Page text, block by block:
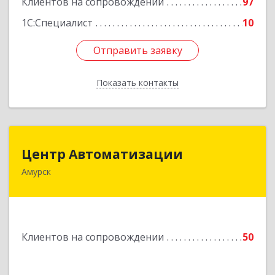
1С:Специалист
10
Отправить заявку
Показать контакты
Отправить заявку
Назад
Центр Автоматизации
Амурск
Клиентов на сопровождении 50
682640, Хабаровский край, Амурск г, Мира пр-